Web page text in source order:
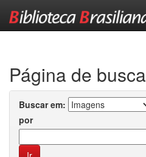
Página de busca
Buscar em:
por